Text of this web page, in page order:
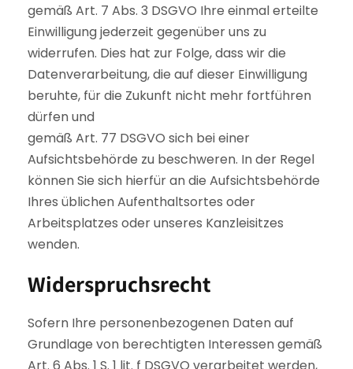
gemäß Art. 7 Abs. 3 DSGVO Ihre einmal erteilte
Einwilligung jederzeit gegenüber uns zu
widerrufen. Dies hat zur Folge, dass wir die
Datenverarbeitung, die auf dieser Einwilligung
beruhte, für die Zukunft nicht mehr fortführen
dürfen und
gemäß Art. 77 DSGVO sich bei einer
Aufsichtsbehörde zu beschweren. In der Regel
können Sie sich hierfür an die Aufsichtsbehörde
Ihres üblichen Aufenthaltsortes oder
Arbeitsplatzes oder unseres Kanzleisitzes
wenden.
Widerspruchsrecht
Sofern Ihre personenbezogenen Daten auf
Grundlage von berechtigten Interessen gemäß
Art. 6 Abs. 1 S. 1 lit. f DSGVO verarbeitet werden,